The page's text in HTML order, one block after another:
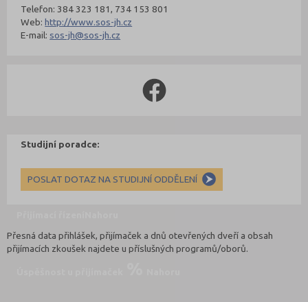
Telefon: 384 323 181, 734 153 801
Web:http://www.sos-jh.cz
E-mail: sos-jh@sos-jh.cz
Studijní poradce:
POSLAT DOTAZ NA STUDIJNÍ ODDĚLENÍ
Přesná data přihlášek, přijímaček a dnů otevřených dveří a obsah
přijímacích zkoušek najdete u příslušných programů/oborů.